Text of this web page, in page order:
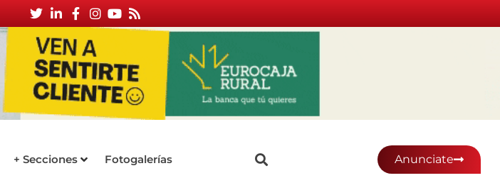
+ Secciones Fotogalerías Anunciate